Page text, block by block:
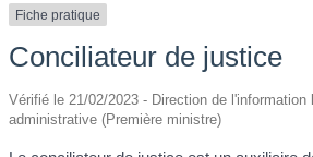
Fiche pratique
Conciliateur de justice
Vérifié le 21/02/2023 - Direction de l'information
administrative (Première ministre)